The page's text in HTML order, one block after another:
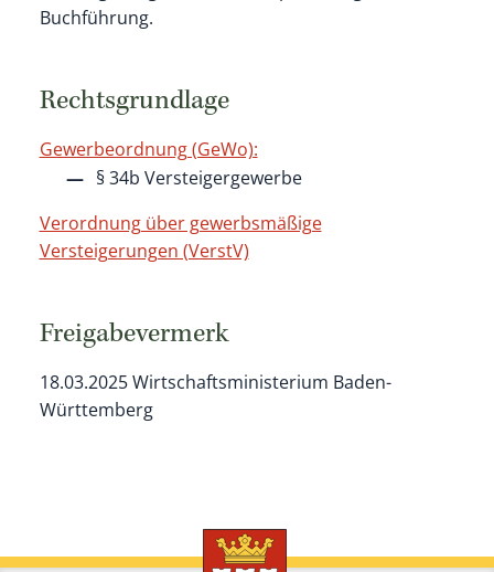
Buchführung.
Rechtsgrundlage
Gewerbeordnung (GeWo):
§ 34b Versteigergewerbe
Verordnung über gewerbsmäßige
Versteigerungen (VerstV)
Freigabevermerk
18.03.2025 Wirtschaftsministerium Baden-
Württemberg